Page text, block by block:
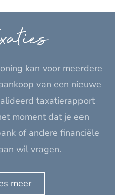
kan voor meerdere
van een nieuwe
taxatierapport
moment dat je een
of andere financiële
wil vragen.
meer